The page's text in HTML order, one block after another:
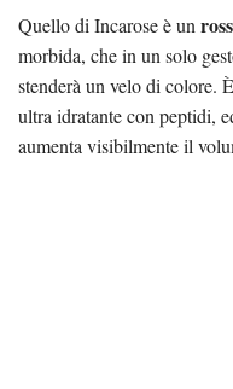
Quello di Incarose è un
morbida, che in un solo
stenderà un velo di colore.
ultra idratante con peptidi,
aumenta visibilmente il